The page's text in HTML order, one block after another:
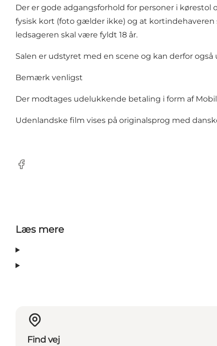
Der er gode adgangsforhold for personer i
fysisk kort (foto gælder ikke) og at
ledsageren skal være fyldt 18 år.
Salen er udstyret med en scene og kan derfor
Bemærk venligst
Der modtages udelukkende betaling i form af
Udenlandske film vises på originalsprog med
Facebook
Læs mere
Find vej